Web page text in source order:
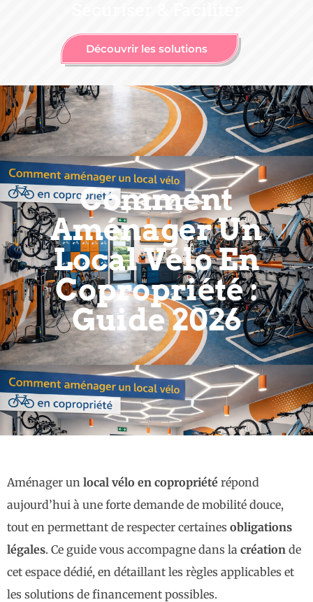
Découvrir les solutions
Comment
Aménager Un
Local Vélo En
Copropriété :
Guide 2026
Aménager un local vélo en copropriété répond
aujourd’hui à une forte demande de mobilité douce,
tout en permettant de respecter certaines obligations
légales. Ce guide vous accompagne dans la création de
cet espace dédié, en détaillant les règles applicables et
les solutions de financement possibles.